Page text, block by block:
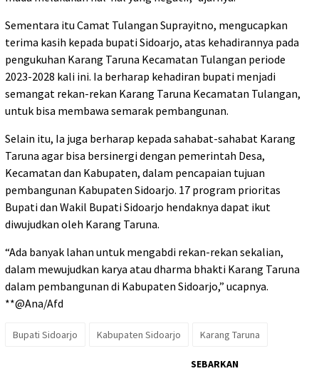
Sementara itu Camat Tulangan Suprayitno, mengucapkan
terima kasih kepada bupati Sidoarjo, atas kehadirannya pada
pengukuhan Karang Taruna Kecamatan Tulangan periode
2023-2028 kali ini. Ia berharap kehadiran bupati menjadi
semangat rekan-rekan Karang Taruna Kecamatan Tulangan,
untuk bisa membawa semarak pembangunan.
Selain itu, Ia juga berharap kepada sahabat-sahabat Karang
Taruna agar bisa bersinergi dengan pemerintah Desa,
Kecamatan dan Kabupaten, dalam pencapaian tujuan
pembangunan Kabupaten Sidoarjo. 17 program prioritas
Bupati dan Wakil Bupati Sidoarjo hendaknya dapat ikut
diwujudkan oleh Karang Taruna.
“Ada banyak lahan untuk mengabdi rekan-rekan sekalian,
dalam mewujudkan karya atau dharma bhakti Karang Taruna
dalam pembangunan di Kabupaten Sidoarjo,” ucapnya.
**@Ana/Afd
Bupati Sidoarjo Kabupaten Sidoarjo Karang Taruna
SEBARKAN